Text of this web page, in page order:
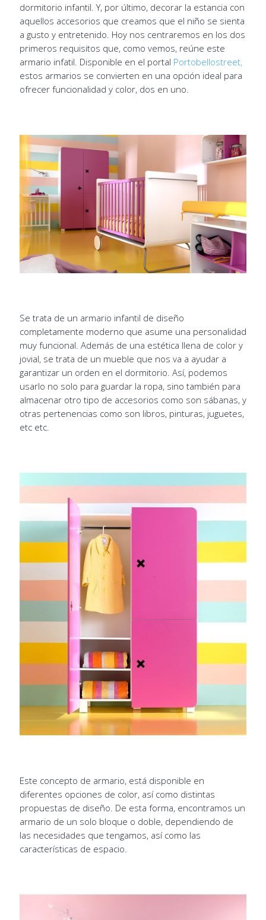
dormitorio infantil. Y, por último, decorar la estancia con
aquellos accesorios que creamos que el niño se sienta
a gusto y entretenido. Hoy nos centraremos en los dos
primeros requisitos que, como vemos, reúne este
armario infatil. Disponible en el portal Portobellostreet,
estos armarios se convierten en una opción ideal para
ofrecer funcionalidad y color, dos en uno.
Se trata de un armario infantil de diseño
completamente moderno que asume una personalidad
muy funcional. Además de una estética llena de color y
jovial, se trata de un mueble que nos va a ayudar a
garantizar un orden en el dormitorio. Así, podemos
usarlo no solo para guardar la ropa, sino también para
almacenar otro tipo de accesorios como son sábanas, y
otras pertenencias como son libros, pinturas, juguetes,
etc etc.
Este concepto de armario, está disponible en
diferentes opciones de color, así como distintas
propuestas de diseño. De esta forma, encontramos un
armario de un solo bloque o doble, dependiendo de
las necesidades que tengamos, así como las
características de espacio.